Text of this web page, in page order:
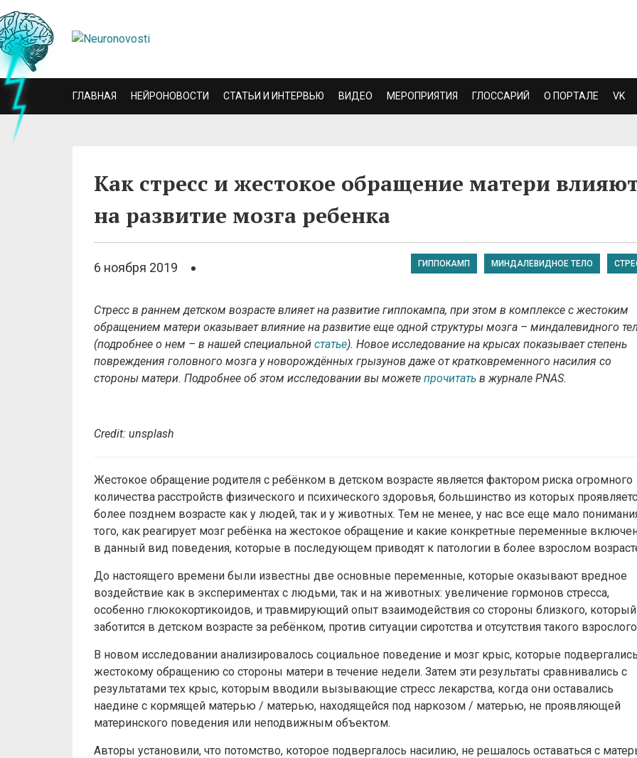
ГЛАВНАЯ НЕЙРОНОВОСТИ СТАТЬИ И ИНТЕРВЬЮ ВИДЕО МЕРОПРИЯТИЯ ГЛОССАРИЙ О ПОРТАЛЕ VK
Как стресс и жестокое обращение матери
на развитие мозга ребенка
6 ноября 2019 ГИППОКАМП МИНДАЛЕВИДНОЕ ТЕЛО
Стресс в раннем детском возрасте влияет на развитие гиппокампа, при этом в комплексе с жестоким
обращением матери оказывает влияние на развитие еще одной структуры мозга – миндалевидного
(подробнее о нем – в нашей специальной статье). Новое исследование на крысах показывает степень
повреждения головного мозга у новорождённых грызунов даже от кратковременного насилия со
стороны матери. Подробнее об этом исследовании вы можете прочитать в журнале PNAS.
Credit: unsplash
Жестокое обращение родителя с ребёнком в детском возрасте является фактором риска огромного
количества расстройств физического и психического здоровья, большинство из которых
более позднем возрасте как у людей, так и у животных. Тем не менее, у нас все еще мало
того, как реагирует мозг ребёнка на жестокое обращение и какие конкретные переменные
в данный вид поведения, которые в последующем приводят к патологии в более взрослом
До настоящего времени были известны две основные переменные, которые оказывают вредное
воздействие как в экспериментах с людьми, так и на животных: увеличение гормонов стресса,
особенно глюкокортикоидов, и травмирующий опыт взаимодействия со стороны близкого, который
заботится в детском возрасте за ребёнком, против ситуации сиротства и отсутствия такого
В новом исследовании анализировалось социальное поведение и мозг крыс, которые
жестокому обращению со стороны матери в течение недели. Затем эти результаты сравнивались с
результатами тех крыс, которым вводили вызывающие стресс лекарства, когда они оставались
наедине с кормящей матерью / матерью, находящейся под наркозом / матерью, не проявляющей
материнского поведения или неподвижным объектом.
Авторы установили, что потомство, которое подвергалось насилию, не решалось оставаться с